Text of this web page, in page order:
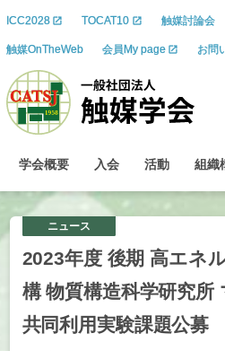
ICC2028 TOCAT10 触媒討論会
触媒OnTheWeb 会員My page お問
学会概要 入会 活動 組織
ニュース
2023年度 後期 高エネ
構 物質構造科学研究所
共同利用実験課題公募